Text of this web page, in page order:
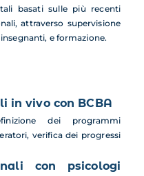
basati sulle più recenti
attraverso supervisione
e formazione.
in vivo con BCBA
dei programmi
verifica dei progressi
con psicologi